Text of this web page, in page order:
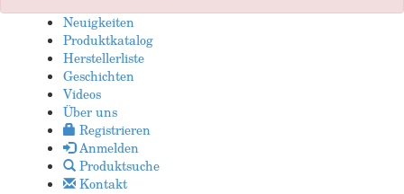
Neuigkeiten
Produktkatalog
Herstellerliste
Geschichten
Videos
Über uns
Registrieren
Anmelden
Produktsuche
Kontakt